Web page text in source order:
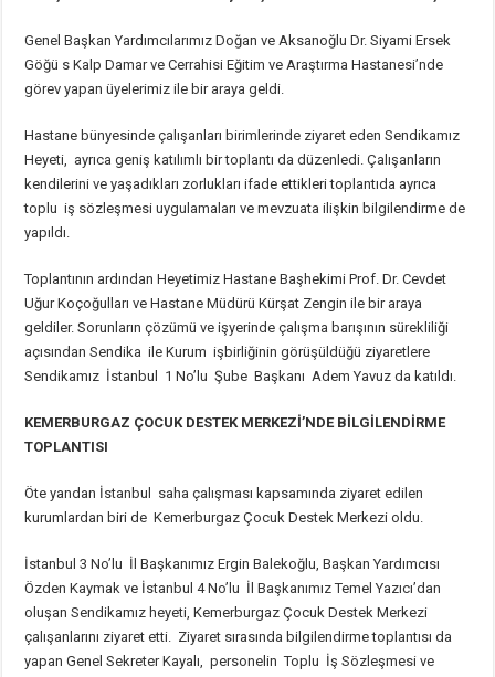
Genel Başkan Yardımcılarımız Doğan ve Aksanoğlu Dr. Siyami Ersek
Göğü s Kalp Damar ve Cerrahisi Eğitim ve Araştırma Hastanesi’nde
görev yapan üyelerimiz ile bir araya geldi.
Hastane bünyesinde çalışanları birimlerinde ziyaret eden Sendikamız
Heyeti, ayrıca geniş katılımlı bir toplantı da düzenledi. Çalışanların
kendilerini ve yaşadıkları zorlukları ifade ettikleri toplantıda ayrıca
toplu iş sözleşmesi uygulamaları ve mevzuata ilişkin bilgilendirme de
yapıldı.
Toplantının ardından Heyetimiz Hastane Başhekimi Prof. Dr. Cevdet
Uğur Koçoğulları ve Hastane Müdürü Kürşat Zengin ile bir araya
geldiler. Sorunların çözümü ve işyerinde çalışma barışının sürekliliği
açısından Sendika ile Kurum işbirliğinin görüşüldüğü ziyaretlere
Sendikamız İstanbul 1 No’lu Şube Başkanı Adem Yavuz da katıldı.
KEMERBURGAZ ÇOCUK DESTEK MERKEZİ’NDE BİLGİLENDİRME
TOPLANTISI
Öte yandan İstanbul saha çalışması kapsamında ziyaret edilen
kurumlardan biri de Kemerburgaz Çocuk Destek Merkezi oldu.
İstanbul 3 No’lu İl Başkanımız Ergin Balekoğlu, Başkan Yardımcısı
Özden Kaymak ve İstanbul 4 No’lu İl Başkanımız Temel Yazıcı’dan
oluşan Sendikamız heyeti, Kemerburgaz Çocuk Destek Merkezi
çalışanlarını ziyaret etti. Ziyaret sırasında bilgilendirme toplantısı da
yapan Genel Sekreter Kayalı, personelin Toplu İş Sözleşmesi ve